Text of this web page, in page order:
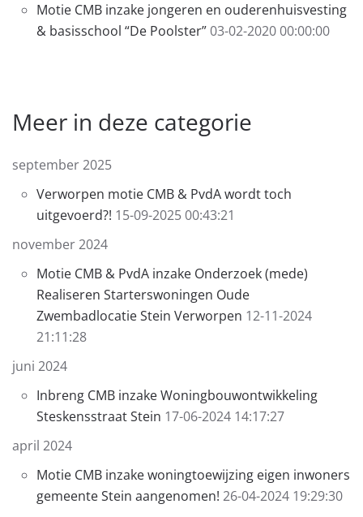
Motie CMB inzake jongeren en ouderenhuisvesting
& basisschool “De Poolster”03-02-2020 00:00:00
Meer in deze categorie
september 2025
Verworpen motie CMB & PvdA wordt toch
uitgevoerd?! 15-09-2025 00:43:21
november 2024
Motie CMB & PvdA inzake Onderzoek (mede)
Realiseren Starterswoningen Oude
Zwembadlocatie Stein Verworpen 12-11-2024
21:11:28
juni 2024
Inbreng CMB inzake Woningbouwontwikkeling
Steskensstraat Stein 17-06-2024 14:17:27
april 2024
Motie CMB inzake woningtoewijzing eigen inwoners
gemeente Stein aangenomen! 26-04-2024 19:29:30